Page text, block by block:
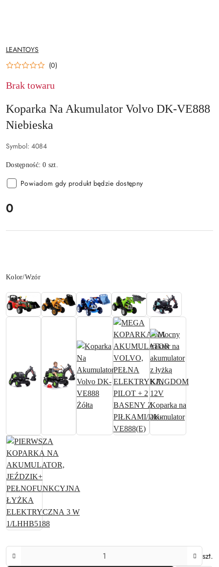
NAZWA
PRODUCENTA:
LEANTOYS
(0)
Brak towaru
Koparka Na Akumulator Volvo DK-VE888
Niebieska
Symbol: 4084
Dostępność:0 szt.
Powiadom gdy produkt będzie dostępny
cena:
0
Wariant
Kolor/Wzór
szt.